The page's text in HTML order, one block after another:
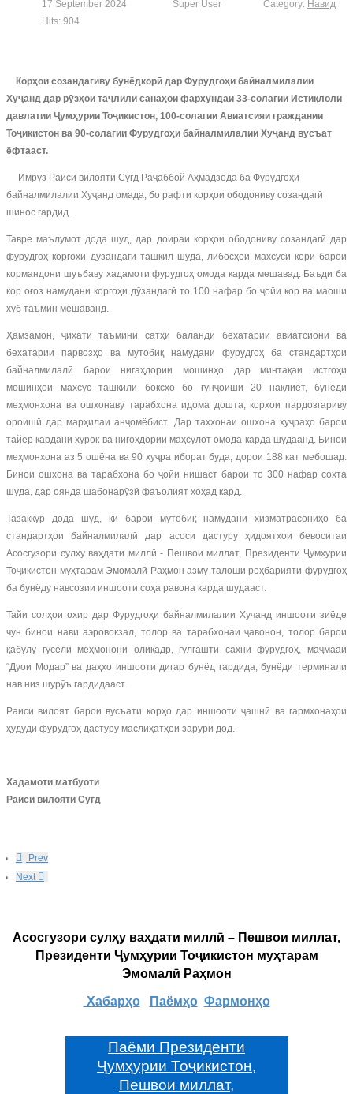
17 September 2024 Super User Category: Навид
Hits: 904
Корҳои созандагиву бунёдкорӣ дар Фурудгоҳи байналмилалии
Хуҷанд дар рӯзҳои таҷлили санаҳои фархундаи 33-солагии Истиқлоли
давлатии Ҷумҳурии Тоҷикистон, 100-солагии Авиатсияи граждании
Тоҷикистон ва 90-солагии Фурудгоҳи байналмилалии Хуҷанд вусъат
ёфтааст.
Имрӯз Раиси вилояти Суғд Раҷаббой Аҳмадзода ба Фурудгоҳи
байналмилалии Хуҷанд омада, бо рафти корҳои ободониву созандагӣ
шинос гардид.
Тавре маълумот дода шуд, дар доираи корҳои ободониву созандагӣ дар
фурудгоҳ коргоҳи дӯзандагӣ ташкил шуда, либосҳои махсуси корӣ барои
кормандони шуъбаву хадамоти фурудгоҳ омода карда мешавад. Баъди ба
кор оғоз намудани коргоҳи дӯзандагӣ то 100 нафар бо ҷойи кор ва маоши
хуб таъмин мешаванд.
Ҳамзамон, ҷиҳати таъмини сатҳи баланди бехатарии авиатсионӣ ва
бехатарии парвозҳо ва мутобиқ намудани фурудгоҳ ба стандартҳои
байналмилалӣ барои нигаҳдории мошинҳо дар минтақаи истгоҳи
мошинҳои махсус ташкили боксҳо бо ғунҷоиши 20 нақлиёт, бунёди
меҳмонхона ва ошхонаву тарабхона идома дошта, корҳои пардозгариву
ороишӣ дар марҳилаи анҷомёбист. Дар таҳхонаи ошхона ҳуҷраҳо барои
тайёр кардани хӯрок ва нигоҳдории маҳсулот омода карда шудаанд. Бинои
меҳмонхона аз 5 ошёна ва 90 ҳуҷра иборат буда, дорои 188 кат мебошад.
Бинои ошхона ва тарабхона бо ҷойи нишаст барои то 300 нафар сохта
шуда, дар оянда шабонарӯзӣ фаъолият хоҳад кард.
Тазаккур дода шуд, ки барои мутобиқ намудани хизматрасониҳо ба
стандартҳои байналмилалӣ дар асоси дастуру ҳидоятҳои бевоситаи
Асосгузори сулҳу ваҳдати миллӣ - Пешвои миллат, Президенти Ҷумҳурии
Тоҷикистон муҳтарам Эмомалӣ Раҳмон азму талоши роҳбарияти фурудгоҳ
ба бунёду навсозии иншооти соҳа равона карда шудааст.
Тайи солҳои охир дар Фурудгоҳи байналмилалии Хуҷанд иншооти зиёде
чун бинои нави аэровокзал, толор ва тарабхонаи ҷавонон, толор барои
қабулу гусели меҳмонони олиқадр, гулгашти саҳни фурудгоҳ, маҷмааи
“Дуои Модар” ва даҳҳо иншооти дигар бунёд гардида, бунёди терминали
нав низ шурӯъ гардидааст.
Раиси вилоят барои вусъати корҳо дар иншооти ҷашнӣ ва гармхонаҳои
ҳудуди фурудгоҳ дастуру маслиҳатҳои зарурӣ дод.
Хадамоти матбуоти
Раиси вилояти Суғд
Prev
Next
Асосгузори сулҳу ваҳдати миллӣ – Пешвои миллат,
Президенти Ҷумҳурии Тоҷикистон муҳтарам
Эмомалӣ Раҳмон
Хабарҳо Паёмҳо Фармонҳо
Паёми Президенти
Ҷумҳурии Тоҷикистон,
Пешвои миллат,